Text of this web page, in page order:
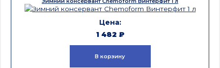
1 482 ₽
В корзину